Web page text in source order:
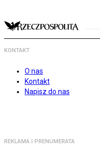
KONTAKT
O nas
Kontakt
Napisz do nas
REKLAMA I PRENUMERATA